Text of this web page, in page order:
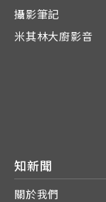
攝影筆記
米其林大廚影音
知新聞
關於我們